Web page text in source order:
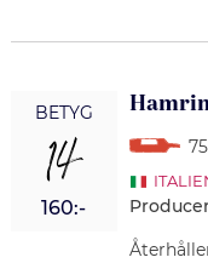
BETYG
14
160:-